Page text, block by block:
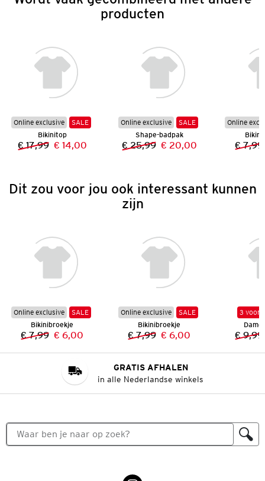
producten
Online exclusive
SALE
Bikinitop
Vorige prijs:
€ 17,99 Nieuwe prijs:
€ 14,00
Online exclusive
SALE
Shape-badpak
Vorige prijs:
€ 25,99 Nieuwe prijs:
€ 20,00
Online
€ 7,99
Dit zou voor jou ook interessant kunnen
zijn
Online exclusive
SALE
Bikinibroekje
Vorige prijs:
€ 7,99 Nieuwe prijs:
€ 6,00
Online exclusive
SALE
Bikinibroekje
Vorige prijs:
€ 7,99 Nieuwe prijs:
€ 6,00
3 voor
€ 9,99
GRATIS AFHALEN
in alle Nederlandse winkels